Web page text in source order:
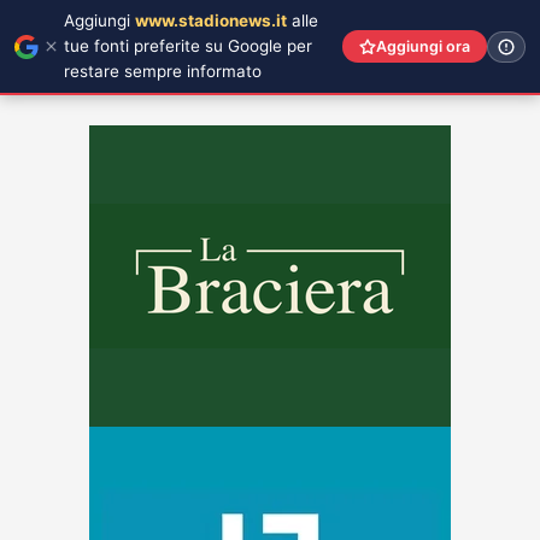
Aggiungi www.stadionews.it alle
tue fonti preferite su Google per
restare sempre informato
Aggiungi ora